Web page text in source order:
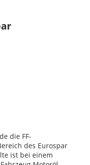
die FF-
des Eurospar
ist bei einem